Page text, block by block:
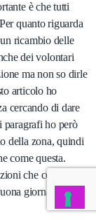
è che tutti
quanto riguarda
ricambio delle
dei volontari
ma non so dirle
articolo ho
cercando di dare
ho però
della zona, quindi
come questa.
che cerca. Mi
giornata.